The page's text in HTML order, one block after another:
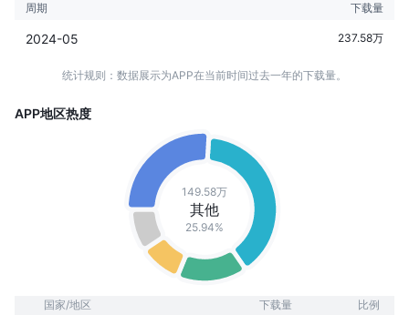
周期 下载量
2024-05 237.58万
统计规则：数据展示为APP在当前时间过去一年的下载量。
APP地区热度
149.58万
其他
25.94%
国家/地区 下载量 比例